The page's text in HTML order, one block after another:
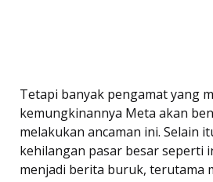
Tetapi banyak pengamat yang
kemungkinannya Meta akan
melakukan ancaman ini. Selain
kehilangan pasar besar seperti
menjadi berita buruk, terutama